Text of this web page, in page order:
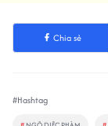
Chia sẻ
#Hashtag